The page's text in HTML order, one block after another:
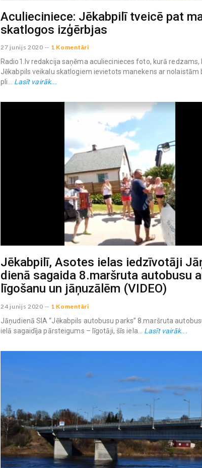
Aculieciniece: Jēkabpilī tveicē pat
skatlogos izģērbjas
27 junijs 2020 -- 1 Komentāri
Radio1.lv redakcija saņēma aculiecinieces foto, kurā redzams,
Jēkabpils veikalu skatlogiem ievietots manekens ar nolaistām
pli... Lasīt vairāk...
Jēkabpilī, Asotes ielas iedzīvotāji
dienā sagaida 8.maršruta autobusu
līgošanu un jāņuzālēm (VIDEO)
24 junijs 2020 -- 1 Komentāri
Jāņudienā SIA “Jēkabpils autobusu parks” 8.maršruta
ielā sagaidīja pārsteigums – līgotāji, šīs iela... Lasīt vairāk...